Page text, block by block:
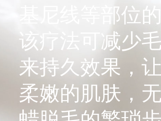
基尼线等部位
该疗法可减少
来持久效果，
柔嫩的肌肤，